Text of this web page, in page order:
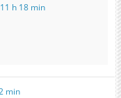
h 18 min
min